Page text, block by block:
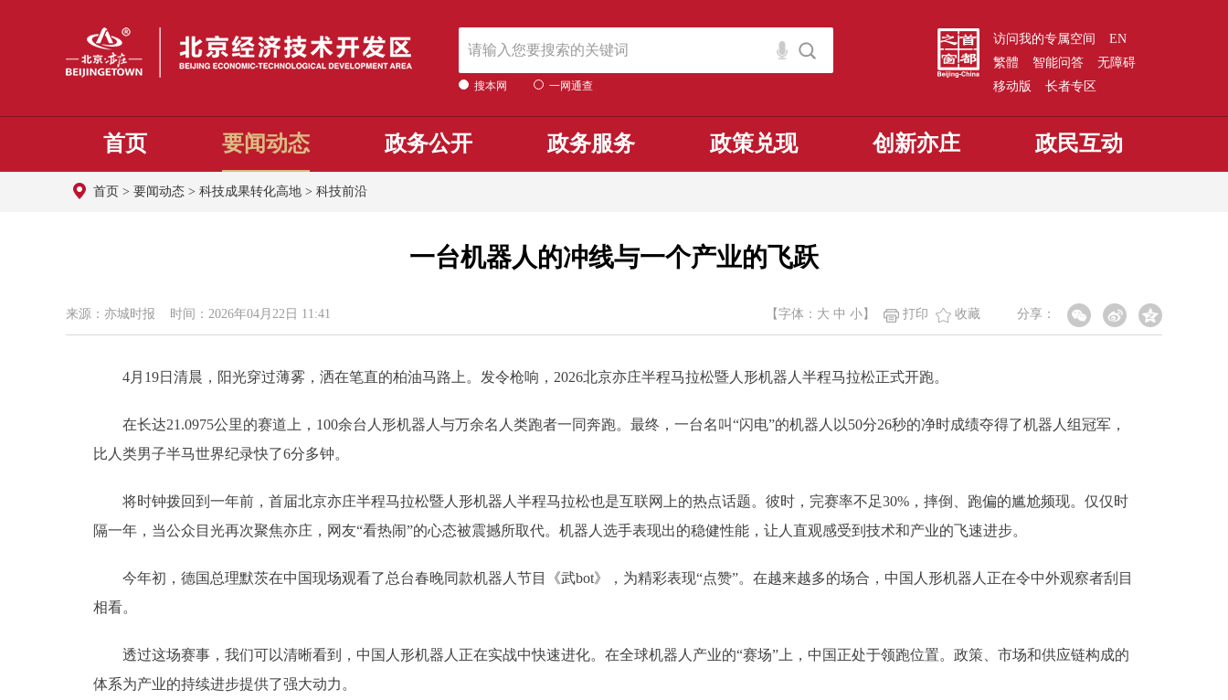
搜本网 一网通查
访问我的专属空间
EN
繁體
智能问答
无障碍
移动版
长者专区
首页 要闻动态 政务公开 政务服务 政策兑现 创新亦庄 政民互动
首页 > 要闻动态 > 科技成果转化高地 > 科技前沿
一台机器人的冲线与一个产业的飞跃
来源：亦城时报 时间：2026年04月22日 11:41 分享：
【字体： 大 中 小 】 打印 收藏
4月19日清晨，阳光穿过薄雾，洒在笔直的柏油马路上。发令枪响，2026北京亦庄半程马拉松暨人形机器人半程马拉松正式开跑。
在长达21.0975公里的赛道上，100余台人形机器人与万余名人类跑者一同奔跑。最终，一台名叫“闪电”的机器人以50分26秒的净时成绩夺得了机器人组冠军，
比人类男子半马世界纪录快了6分多钟。
将时钟拨回到一年前，首届北京亦庄半程马拉松暨人形机器人半程马拉松也是互联网上的热点话题。彼时，完赛率不足30%，摔倒、跑偏的尴尬频现。仅仅时
隔一年，当公众目光再次聚焦亦庄，网友“看热闹”的心态被震撼所取代。机器人选手表现出的稳健性能，让人直观感受到技术和产业的飞速进步。
今年初，德国总理默茨在中国现场观看了总台春晚同款机器人节目《武bot》，为精彩表现“点赞”。在越来越多的场合，中国人形机器人正在令中外观察者刮目
相看。
透过这场赛事，我们可以清晰看到，中国人形机器人正在实战中快速进化。在全球机器人产业的“赛场”上，中国正处于领跑位置。政策、市场和供应链构成的
体系为产业的持续进步提供了强大动力。